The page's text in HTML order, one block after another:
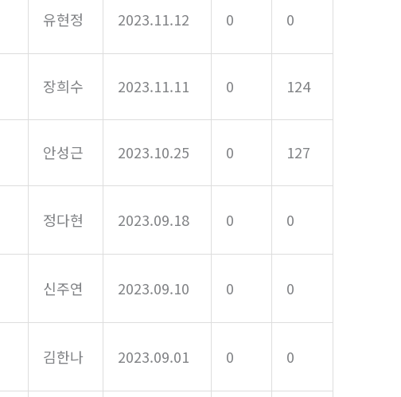
유현정 2023.11.12 0 0
장희수 2023.11.11 0 124
안성근 2023.10.25 0 127
정다현 2023.09.18 0 0
신주연 2023.09.10 0 0
김한나 2023.09.01 0 0